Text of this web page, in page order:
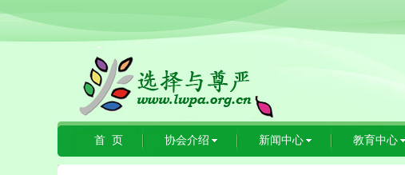
首 页 协会介绍 新闻中心 教育中心